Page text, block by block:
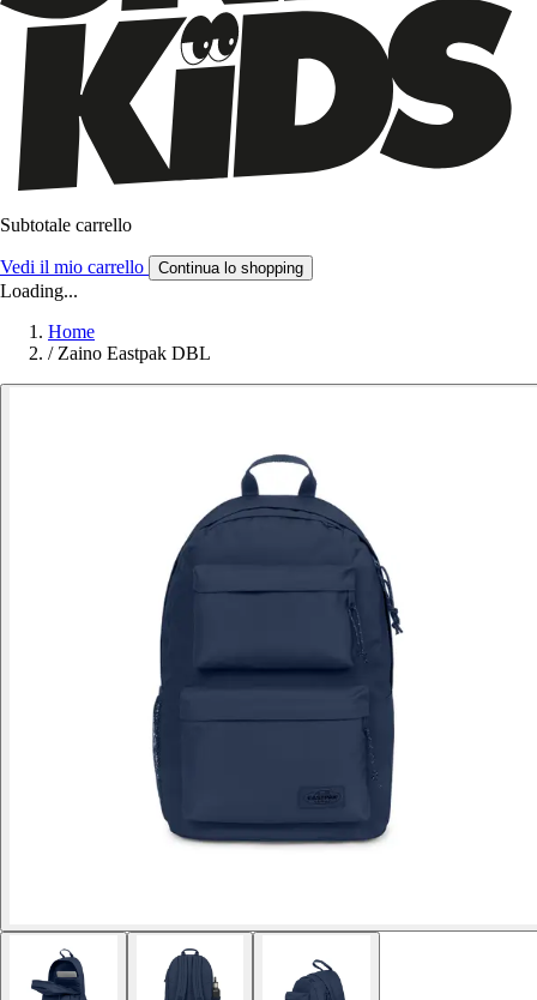
Subtotale carrello
Vedi il mio carrello Continua lo shopping
Loading...
Home
/ Zaino Eastpak DBL